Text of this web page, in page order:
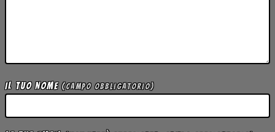
Il tuo Nome (campo obbligatorio)